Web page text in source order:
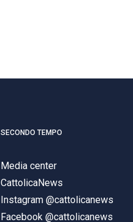
SECONDO TEMPO
Media center
CattolicaNews
Instagram @cattolicanews
Facebook @cattolicanews